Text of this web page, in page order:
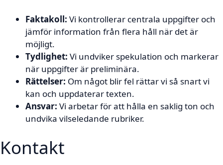
Faktakoll: Vi kontrollerar centrala uppgifter och
jämför information från flera håll när det är
möjligt.
Tydlighet: Vi undviker spekulation och markerar
när uppgifter är preliminära.
Rättelser: Om något blir fel rättar vi så snart vi
kan och uppdaterar texten.
Ansvar: Vi arbetar för att hålla en saklig ton och
undvika vilseledande rubriker.
Kontakt